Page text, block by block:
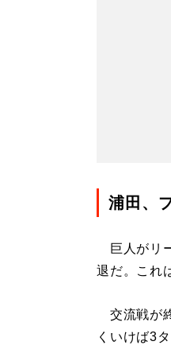
浦田、
巨人がリ
退だ。これ
交流戦が
くいけば3